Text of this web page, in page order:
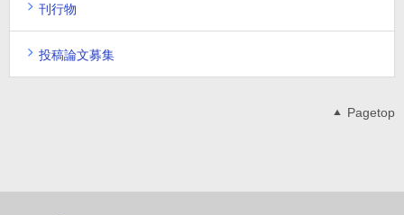
刊行物
投稿論文募集
Pagetop